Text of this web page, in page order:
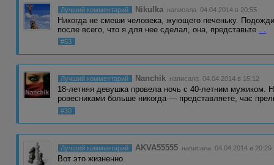
Лучший комментарий Nikulka написала 04.04.2014 в 20:55
Никогда не смеши человека, жующего печеньку.
после всего, что я для нее сделал, она, представьте
#53
Лучший комментарий Nanchik написала 04.04.2014 в 15:12
18-летняя девушка провела ночь с 40-летним мужиком.
ровесниками больше никогда — представляете, час
#30
Лучший комментарий AKVA55555 написала 04.04.2014 в 20:29
Вот это жизненно.